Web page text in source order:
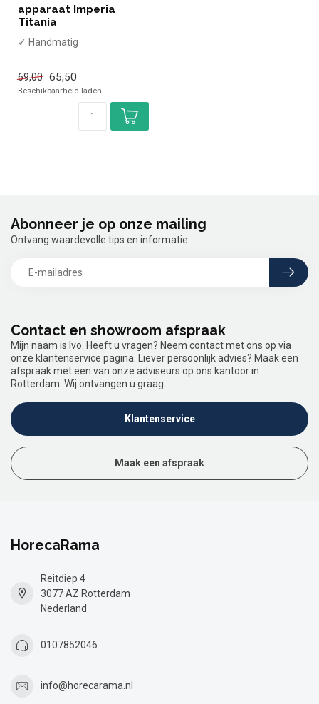
apparaat Imperia
Titania
✓ Handmatig
69,00 65,50
Beschikbaarheid laden..
Contact en showroom afspraak
Mijn naam is Ivo. Heeft u vragen? Neem contact met ons op via
onze klantenservice pagina. Liever persoonlijk advies? Maak een
afspraak met een van onze adviseurs op ons kantoor in
Rotterdam. Wij ontvangen u graag.
Klantenservice
Maak een afspraak
Abonneer je op onze mailing
Ontvang waardevolle tips en informatie
HorecaRama
Reitdiep 4
3077 AZ Rotterdam
Nederland
0107852046
info@horecarama.nl